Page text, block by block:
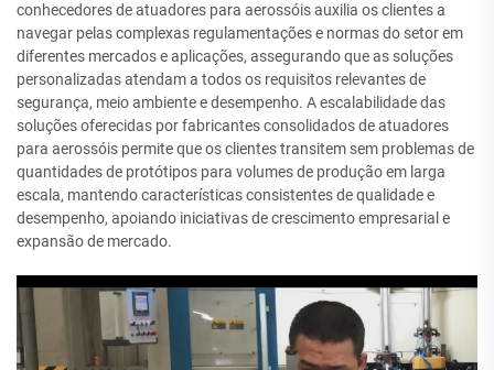
conhecedores de atuadores para aerossóis auxilia os clientes a
navegar pelas complexas regulamentações e normas do setor em
diferentes mercados e aplicações, assegurando que as soluções
personalizadas atendam a todos os requisitos relevantes de
segurança, meio ambiente e desempenho. A escalabilidade das
soluções oferecidas por fabricantes consolidados de atuadores
para aerossóis permite que os clientes transitem sem problemas de
quantidades de protótipos para volumes de produção em larga
escala, mantendo características consistentes de qualidade e
desempenho, apoiando iniciativas de crescimento empresarial e
expansão de mercado.